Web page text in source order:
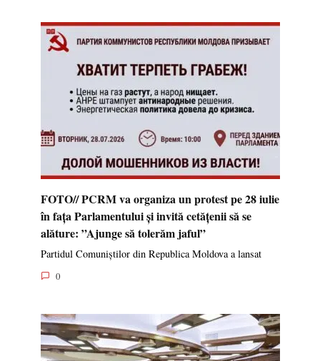
FOTO// PCRM va organiza un protest pe 28 iulie
în fața Parlamentului și invită cetățenii să se
alăture: ”Ajunge să tolerăm jaful”
Partidul Comuniștilor din Republica Moldova a lansat
0